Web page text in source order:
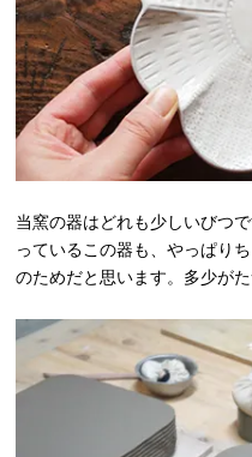
当窯の器はどれも少しいびつ
っているこの器も、やっぱり
のためだと思います。多少が